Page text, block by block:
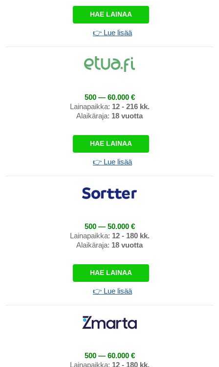
HAE LAINAA
👉 Lue lisää
500 — 60.000 €
Lainapaikka: 12 - 216 kk.
Alaikäraja: 18 vuotta
HAE LAINAA
👉 Lue lisää
500 — 50.000 €
Lainapaikka: 12 - 180 kk.
Alaikäraja: 18 vuotta
HAE LAINAA
👉 Lue lisää
500 — 60.000 €
Lainapaikka: 12 - 180 kk.